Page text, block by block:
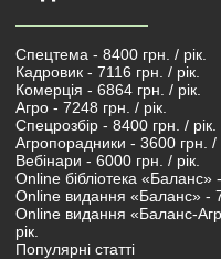
Спецтема - 8400 грн. / рік.
Кадровик - 7116 грн. / рік.
Комерція - 6864 грн. / рік.
Агро - 7248 грн. / рік.
Спецрозбір - 8400 грн. / рік.
Агропорадники - 3600 грн. /
Вебінари - 6000 грн. / рік.
Online бібліотека «Баланс»
Online видання «Баланс» -
Online видання «Баланс-
рік.
Популярні статті